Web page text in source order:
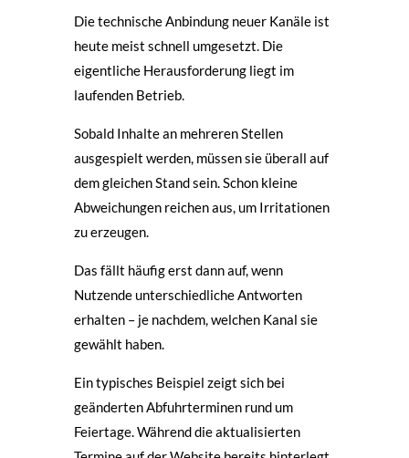
Die technische Anbindung neuer Kanäle ist
heute meist schnell umgesetzt. Die
eigentliche Herausforderung liegt im
laufenden Betrieb.
Sobald Inhalte an mehreren Stellen
ausgespielt werden, müssen sie überall auf
dem gleichen Stand sein. Schon kleine
Abweichungen reichen aus, um Irritationen
zu erzeugen.
Das fällt häufig erst dann auf, wenn
Nutzende unterschiedliche Antworten
erhalten – je nachdem, welchen Kanal sie
gewählt haben.
Ein typisches Beispiel zeigt sich bei
geänderten Abfuhrterminen rund um
Feiertage. Während die aktualisierten